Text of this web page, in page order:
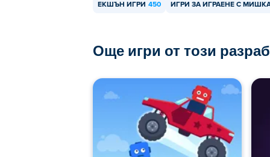
ЕКШЪН ИГРИ 450 ИГРИ ЗА ИГРАЕНЕ С
Още игри от този